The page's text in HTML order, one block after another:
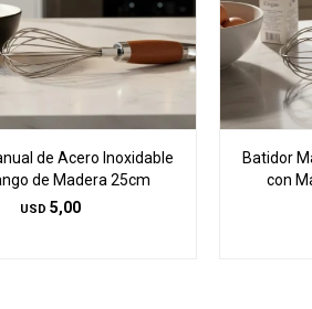
de Acero Inoxidable
de Madera 25cm
USD 5,00
Batidor
con